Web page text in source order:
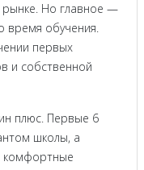
рынке. Но главное —
время обучения.
первых
и собственной
плюс. Первые 6
школы, а
комфортные